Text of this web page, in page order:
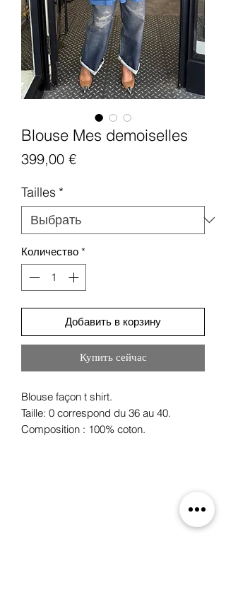
Blouse Mes demoiselles
399,00 €Цена
Tailles *
Количество *
Добавить в корзину
Купить сейчас
Blouse façon t shirt.
Taille: 0 correspond du 36 au 40.
Composition : 100% coton.